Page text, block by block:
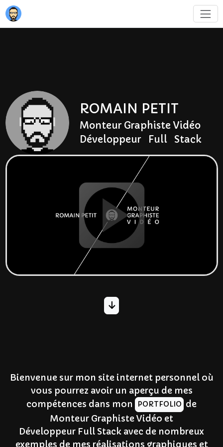
ROMAIN PETIT
Monteur Graphiste Vidéo
Développeur Full Stack
Bienvenue sur mon site internet personnel où
vous pourrez avoir un aperçu de mes
compétences dans mon
PORTFOLIO de
Monteur Graphiste Vidéo et
Développeur Full Stack avec de nombreux
exemples de mes réalisations graphiques et